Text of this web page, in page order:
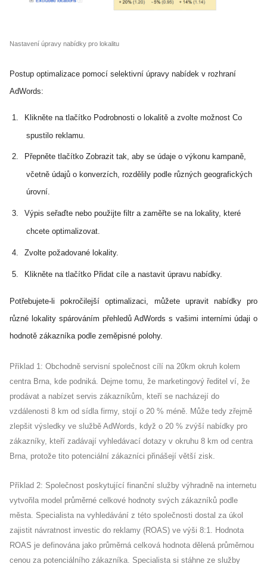
Nastavení úpravy nabídky pro lokalitu
Postup optimalizace pomocí selektivní úpravy nabídek v rozhraní
AdWords:
1.
Klikněte na tlačítko Podrobnosti o lokalitě a zvolte možnost Co
spustilo reklamu.
2.
Přepněte tlačítko Zobrazit tak, aby se údaje o výkonu kampaně,
včetně údajů o konverzích, rozdělily podle různých geografických
úrovní.
3.
Výpis seřaďte nebo použijte filtr a zaměřte se na lokality, které
chcete optimalizovat.
4. Zvolte požadované lokality.
5. Klikněte na tlačítko Přidat cíle a nastavit úpravu nabídky.
Potřebujete-li pokročilejší optimalizaci, můžete upravit nabídky pro
různé lokality spárováním přehledů AdWords s vašimi interními údaji o
hodnotě zákazníka podle zeměpisné polohy.
Příklad 1: Obchodně servisní společnost cílí na 20km okruh kolem
centra Brna, kde podniká. Dejme tomu, že marketingový ředitel ví, že
prodávat a nabízet servis zákazníkům, kteří se nacházejí do
vzdálenosti 8 km od sídla firmy, stojí o 20 % méně. Může tedy zřejmě
zlepšit výsledky ve službě AdWords, když o 20 % zvýší nabídky pro
zákazníky, kteří zadávají vyhledávací dotazy v okruhu 8 km od centra
Brna, protože tito potenciální zákazníci přinášejí větší zisk.
Příklad 2: Společnost poskytující finanční služby výhradně na internetu
vytvořila model průměrné celkové hodnoty svých zákazníků podle
města. Specialista na vyhledávání z této společnosti dostal za úkol
zajistit návratnost investic do reklamy (ROAS) ve výši 8:1. Hodnota
ROAS je definována jako průměrná celková hodnota dělená průměrnou
cenou za potenciálního zákazníka. Specialista si stáhne ze služby